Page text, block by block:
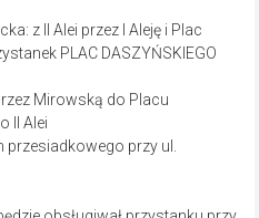
z II Alei przez I Aleję i Plac
PLAC DASZYŃSKIEGO
Mirowską do Placu
II Alei
przesiadkowego przy ul.